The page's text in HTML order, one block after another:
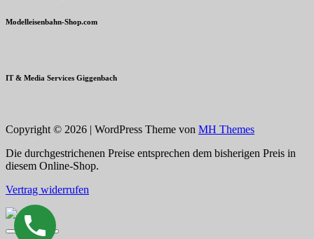
Modelleisenbahn-Shop.com
IT & Media Services Giggenbach
Copyright © 2026 | WordPress Theme von MH Themes
Die durchgestrichenen Preise entsprechen dem bisherigen Preis in
diesem Online-Shop.
Vertrag widerrufen